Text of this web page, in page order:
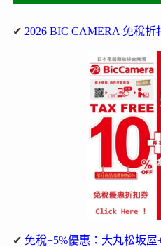
✔ 2026 BIC CAMERA 免稅折
✔ 免稅+5%優惠：大丸松坂